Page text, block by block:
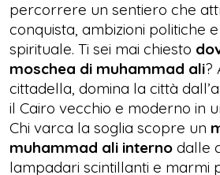
percorrere un sentiero che
conquista, ambizioni politiche
spirituale. Ti sei mai chiesto
moschea di muhammad ali?
cittadella, domina la città
il Cairo vecchio e moderno in
Chi varca la soglia scopre un
muhammad ali interno dalle
lampadari scintillanti e marmi